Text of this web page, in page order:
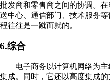
批发商和零售商之间的协调。
送中心、通信部门、技术服务
程往往是一蹴而就的。
6.综合
电子商务以计算机网络为主
集成。同时，它还以高度集成